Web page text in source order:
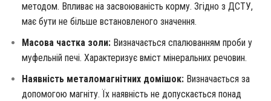
методом. Впливає на засвоюваність корму. Згідно з ДСТУ,
має бути не більше встановленого значення.
Масова частка золи:Визначається спалюванням проби у
муфельній печі. Характеризує вміст мінеральних речовин.
Наявність металомагнітних домішок:Визначається за
допомогою магніту. Їх наявність не допускається понад